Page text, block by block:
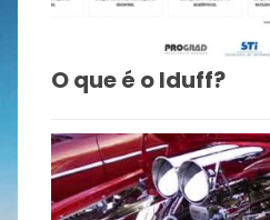
O que é o Iduff?